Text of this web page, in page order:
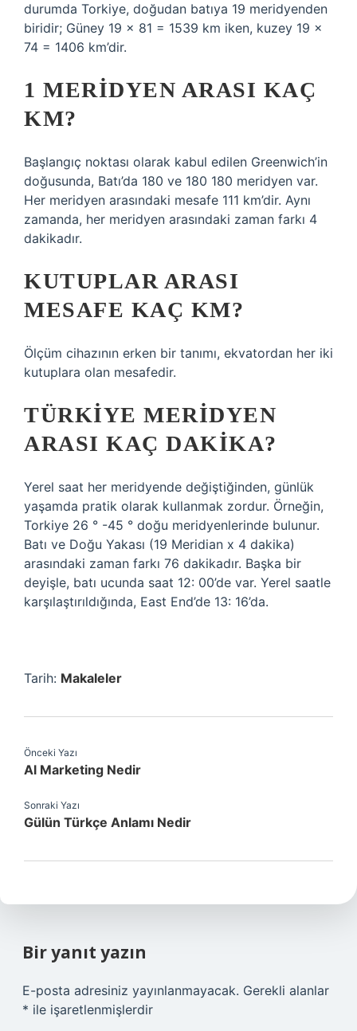
durumda Torkiye, doğudan batıya 19 meridyenden
biridir; Güney 19 x 81 = 1539 km iken, kuzey 19 x
74 = 1406 km’dir.
1 MERIDYEN ARASI KAÇ
KM?
Başlangıç ​​noktası olarak kabul edilen Greenwich’in
doğusunda, Batı’da 180 ve 180 180 meridyen var.
Her meridyen arasındaki mesafe 111 km’dir. Aynı
zamanda, her meridyen arasındaki zaman farkı 4
dakikadır.
KUTUPLAR ARASI
MESAFE KAÇ KM?
Ölçüm cihazının erken bir tanımı, ekvatordan her iki
kutuplara olan mesafedir.
TÜRKIYE MERIDYEN
ARASI KAÇ DAKIKA?
Yerel saat her meridyende değiştiğinden, günlük
yaşamda pratik olarak kullanmak zordur. Örneğin,
Torkiye 26 ° -45 ° doğu meridyenlerinde bulunur.
Batı ve Doğu Yakası (19 Meridian x 4 dakika)
arasındaki zaman farkı 76 dakikadır. Başka bir
deyişle, batı ucunda saat 12: 00’de var. Yerel saatle
karşılaştırıldığında, East End’de 13: 16’da.
Tarih: Makaleler
Önceki Yazı
Al Marketing Nedir
Sonraki Yazı
Gülün Türkçe Anlamı Nedir
Bir yanıt yazın
E-posta adresiniz yayınlanmayacak. Gerekli alanlar
* ile işaretlenmişlerdir